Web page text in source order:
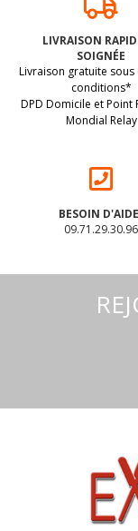
LIVRAISON
SOIGNÉE
Livraison gratuite sous
conditions*
DPD Domicile et Point
Mondial Relay
BESOIN
09.71.29.30.96